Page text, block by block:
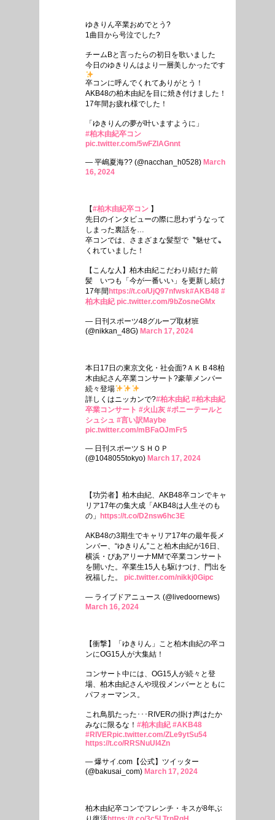
ゆきりん卒業おめでとう?
1曲目から号泣でした?
チームBと言ったらの初日を歌いました
今日のゆきりんはより一層美しかったです
卒コンに呼んでくれてありがとう！
AKB48の柏木由紀を目に焼き付けました！
17年間お疲れ様でした！
「ゆきりんの夢が叶いますように」
#柏木由紀卒コン
pic.twitter.com/5wFZlAGnnt
— 平嶋夏海?? (@nacchan_h0528) March
16, 2024
【#柏木由紀卒コン 】
先日のインタビューの際に思わずうなって
しまった裏話を…
卒コンでは、さまざまな髪型で〝魅せて〟
くれていました！
【こんな人】柏木由紀こだわり続けた前
髪 いつも「今が一番いい」を更新し続け
17年間 https://t.co/UjQ97nfwsk#AKB48 #
柏木由紀 pic.twitter.com/9bZosneGMx
— 日刊スポーツ48グループ取材班
(@nikkan_48G) March 17, 2024
本日17日の東京文化・社会面?ＡＫＢ48柏
木由紀さん卒業コンサート?豪華メンバー
続々登場
詳しくはニッカンで?#柏木由紀 #柏木由紀
卒業コンサート #火山灰 #ポニーテールと
シュシュ #言い訳Maybe
pic.twitter.com/mBFaOJmFr5
— 日刊スポーツＳＨＯＰ
(@1048055tokyo) March 17, 2024
【功労者】柏木由紀、AKB48卒コンでキャ
リア17年の集大成「AKB48は人生そのも
の」
https://t.co/D2nsw6hc3E
AKB48の3期生でキャリア17年の最年長メ
ンバー、“ゆきりん”こと柏木由紀が16日、
横浜・ぴあアリーナMMで卒業コンサート
を開いた。卒業生15人も駆けつけ、門出を
祝福した。 pic.twitter.com/nikkj0Gipc
— ライブドアニュース (@livedoornews)
March 16, 2024
【衝撃】「ゆきりん」こと柏木由紀の卒コ
ンにOG15人が大集結！
コンサート中には、OG15人が続々と登
場、柏木由紀さんや現役メンバーとともに
パフォーマンス。
これ鳥肌たった･･･RIVERの掛け声はたか
みなに限るな！ #柏木由紀 #AKB48
#RIVERpic.twitter.com/ZLe9ytSu54
https://t.co/RRSNuUI4Zn
— 爆サイ.com【公式】ツイッター
(@bakusai_com) March 17, 2024
柏木由紀卒コンでフレンチ・キスが8年ぶ